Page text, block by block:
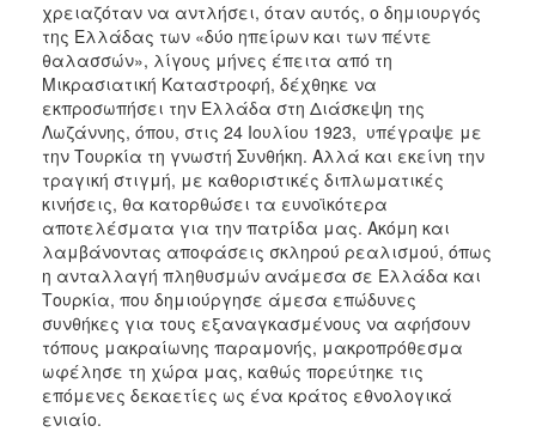
χρειαζόταν να αντλήσει, όταν αυτός, ο δημιουργός
της Ελλάδας των «δύο ηπείρων και των πέντε
θαλασσών», λίγους μήνες έπειτα από τη
Μικρασιατική Καταστροφή, δέχθηκε να
εκπροσωπήσει την Ελλάδα στη Διάσκεψη της
Λωζάννης, όπου, στις 24 Ιουλίου 1923, υπέγραψε με
την Τουρκία τη γνωστή Συνθήκη. Αλλά και εκείνη την
τραγική στιγμή, με καθοριστικές διπλωματικές
κινήσεις, θα κατορθώσει τα ευνοϊκότερα
αποτελέσματα για την πατρίδα μας. Ακόμη και
λαμβάνοντας αποφάσεις σκληρού ρεαλισμού, όπως
η ανταλλαγή πληθυσμών ανάμεσα σε Ελλάδα και
Τουρκία, που δημιούργησε άμεσα επώδυνες
συνθήκες για τους εξαναγκασμένους να αφήσουν
τόπους μακραίωνης παραμονής, μακροπρόθεσμα
ωφέλησε τη χώρα μας, καθώς πορεύτηκε τις
επόμενες δεκαετίες ως ένα κράτος εθνολογικά
ενιαίο.